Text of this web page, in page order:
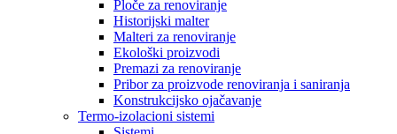
Ploče za renoviranje
Historijski malter
Malteri za renoviranje
Ekološki proizvodi
Premazi za renoviranje
Pribor za proizvode renoviranja i saniranja
Konstrukcijsko ojačavanje
Termo-izolacioni sistemi